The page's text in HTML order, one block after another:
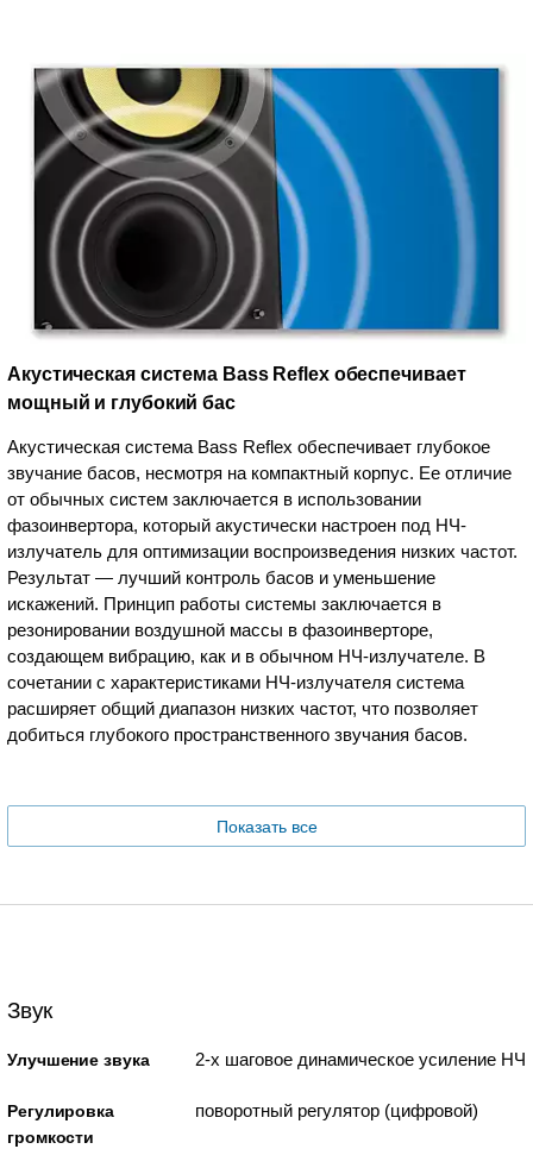
Акустическая система Bass Reflex обеспечивает
мощный и глубокий бас
Акустическая система Bass Reflex обеспечивает глубокое
звучание басов, несмотря на компактный корпус. Ее отличие
от обычных систем заключается в использовании
фазоинвертора, который акустически настроен под НЧ-
излучатель для оптимизации воспроизведения низких частот.
Результат — лучший контроль басов и уменьшение
искажений. Принцип работы системы заключается в
резонировании воздушной массы в фазоинверторе,
создающем вибрацию, как и в обычном НЧ-излучателе. В
сочетании с характеристиками НЧ-излучателя система
расширяет общий диапазон низких частот, что позволяет
добиться глубокого пространственного звучания басов.
Показать все
Звук
Улучшение звука 2-х шаговое динамическое усиление НЧ
Регулировка
громкости
поворотный регулятор (цифровой)